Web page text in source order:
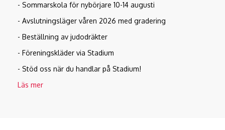
- Sommarskola för nybörjare 10-14 augusti
- Avslutningsläger våren 2026 med gradering
- Beställning av judodräkter
- Föreningskläder via Stadium
- Stöd oss när du handlar på Stadium!
Läs mer